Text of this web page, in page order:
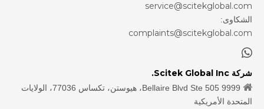
service@scitekglobal.com
الشكاوى:
complaints@scitekglobal.com

شركة Scitek Global Inc.

9999 Bellaire Blvd Ste 505، هيوستن، تكساس 77036، الولايات
المتحدة الأمريكية